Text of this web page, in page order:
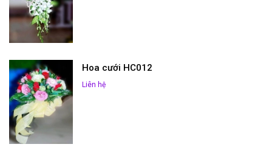
Hoa cưới HC012
Liên hệ